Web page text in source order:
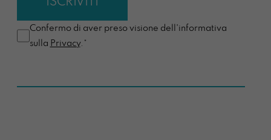
Confermo di aver preso visione dell'informativa
sulla Privacy.*